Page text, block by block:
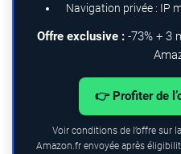
Navigation privée : IP
Offre exclusive : -73% + 3
👉 Profiter de
Voir conditions de l’offre sur
Amazon.fr envoyée après